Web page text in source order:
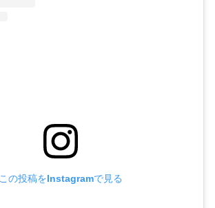
この投稿をInstagramで見る